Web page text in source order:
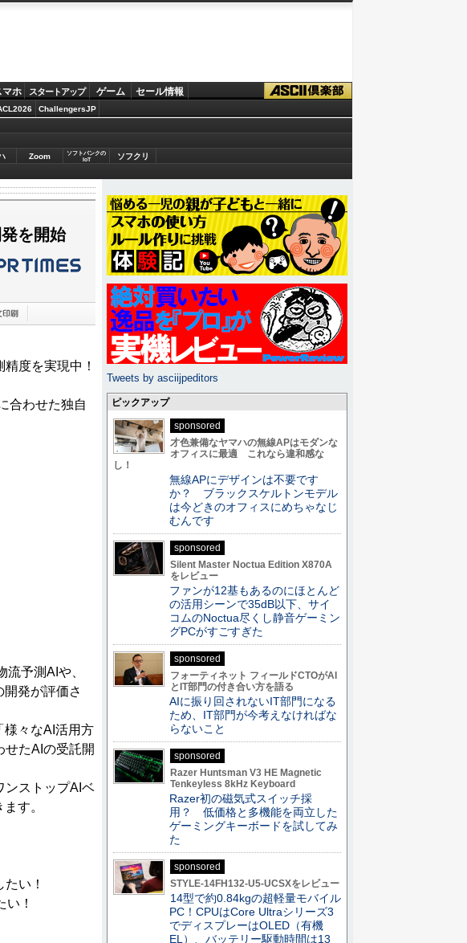
マホ スタートアップ ゲーム セール情報
ChallengersJP
Zoom
ソフトバンクの
IoT
ソフクリ
を開始
度を実現中！
合わせた独自
予測AIや、
発が評価さ
様々なAI活用方
せたAIの受託開
ンストップAIベ
す。
い！
！
Tweets by asciijpeditors
ピックアップ
sponsored
才色兼備なヤマハの無線APはモダンな
オフィスに最適 これなら違和感な
し！
無線APにデザインは不要です
か？ ブラックスケルトンモデル
は今どきのオフィスにめちゃなじ
むんです
sponsored
Silent Master Noctua Edition X870A
をレビュー
ファンが12基もあるのにほとんど
の活用シーンで35dB以下、サイ
コムのNoctua尽くし静音ゲーミン
グPCがすごすぎた
sponsored
フォーティネット フィールドCTOがAI
とIT部門の付き合い方を語る
AIに振り回されないIT部門になる
ため、IT部門が今考えなければな
らないこと
sponsored
Razer Huntsman V3 HE Magnetic
Tenkeyless 8kHz Keyboard
Razer初の磁気式スイッチ採
用？ 低価格と多機能を両立した
ゲーミングキーボードを試してみ
た
sponsored
STYLE-14FH132-U5-UCSXをレビュー
14型で約0.84kgの超軽量モバイル
PC！CPUはCore Ultraシリーズ3
でディスプレーはOLED（有機
EL）、バッテリー駆動時間は13